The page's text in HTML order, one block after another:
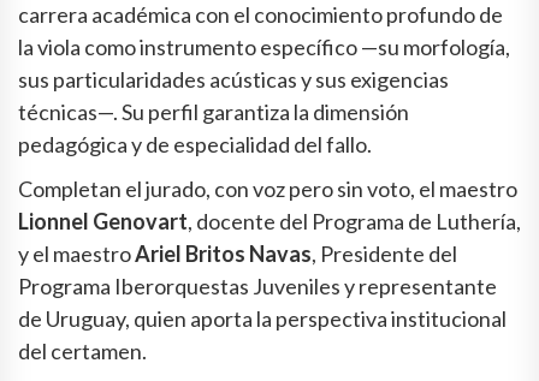
carrera académica con el conocimiento profundo de
la viola como instrumento específico —su morfología,
sus particularidades acústicas y sus exigencias
técnicas—. Su perfil garantiza la dimensión
pedagógica y de especialidad del fallo.
Completan el jurado, con voz pero sin voto, el maestro
Lionnel Genovart, docente del Programa de Luthería,
y el maestroAriel Britos Navas, Presidente del
Programa Iberorquestas Juveniles y representante
de Uruguay, quien aporta la perspectiva institucional
del certamen.